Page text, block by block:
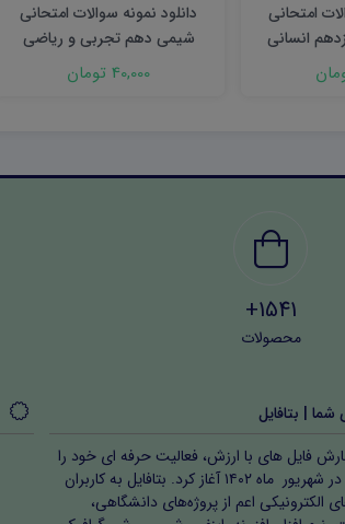
امتحانی
انسانی
دانلود نمونه سوالات امتحانی
شیمی دهم تجربی و ریاضی
40,000 تومان
1541+
محصولات
| بتافایل
فایل های با ارزش، فعالیت حرفه ای خود را
با اخذ مجوزهای مربوطه در شهریور ماه ۱۴۰۲ آغاز کرد. بتافایل به کاربران
الکترونیکی اعم از پروژه‌های دانشگاهی،